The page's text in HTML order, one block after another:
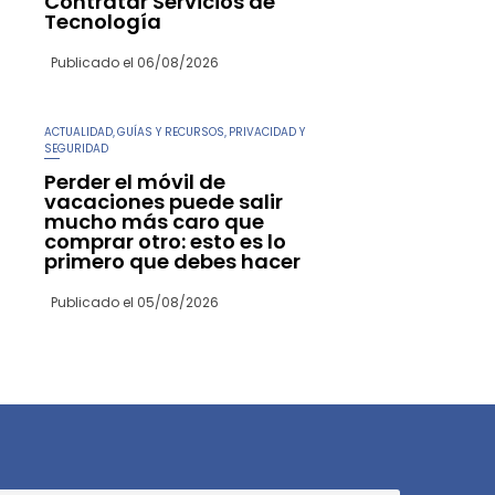
Tecnología
Publicado el 06/08/2026
ACTUALIDAD GUÍAS Y RECURSOS PRIVACIDAD Y
SEGURIDAD
Perder el móvil de
vacaciones puede salir
mucho más caro que
comprar otro: esto es lo
primero que debes hacer
Publicado el 05/08/2026